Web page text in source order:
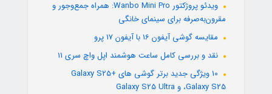
ویدئو پروژکتور Wanbo Mini Pro: همراه جمع‌وجور و
مقرون‌به‌صرفه برای سینمای خانگی
مقایسه گوشی آیفون 16 با آیفون 17 پرو
نقد و بررسی کامل ساعت هوشمند اپل واچ سری 11
10 ویژگی جدید برتر گوشی های +Galaxy S25
،Galaxy S25 و Galaxy S25 Ultra